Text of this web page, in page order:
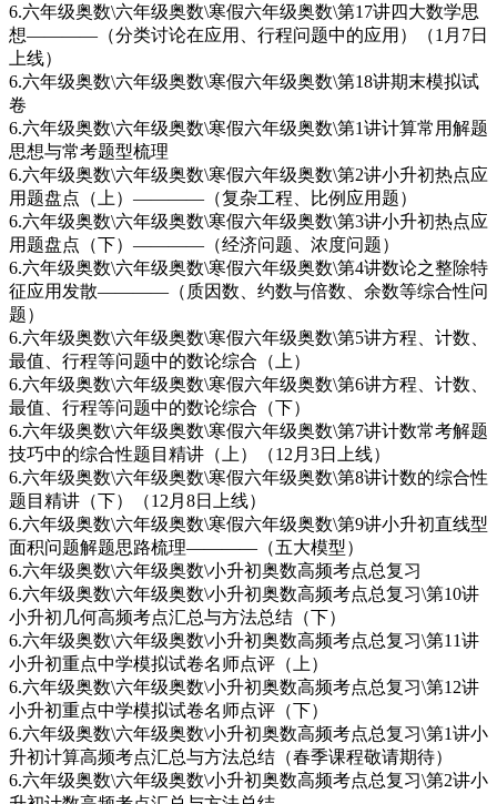
6.六年级奥数\六年级奥数\寒假六年级奥数\第17讲四大数学思
想————（分类讨论在应用、行程问题中的应用）（1月7日
上线）
6.六年级奥数\六年级奥数\寒假六年级奥数\第18讲期末模拟试
卷
6.六年级奥数\六年级奥数\寒假六年级奥数\第1讲计算常用解题
思想与常考题型梳理
6.六年级奥数\六年级奥数\寒假六年级奥数\第2讲小升初热点应
用题盘点（上）————（复杂工程、比例应用题）
6.六年级奥数\六年级奥数\寒假六年级奥数\第3讲小升初热点应
用题盘点（下）————（经济问题、浓度问题）
6.六年级奥数\六年级奥数\寒假六年级奥数\第4讲数论之整除特
征应用发散————（质因数、约数与倍数、余数等综合性问
题）
6.六年级奥数\六年级奥数\寒假六年级奥数\第5讲方程、计数、
最值、行程等问题中的数论综合（上）
6.六年级奥数\六年级奥数\寒假六年级奥数\第6讲方程、计数、
最值、行程等问题中的数论综合（下）
6.六年级奥数\六年级奥数\寒假六年级奥数\第7讲计数常考解题
技巧中的综合性题目精讲（上）（12月3日上线）
6.六年级奥数\六年级奥数\寒假六年级奥数\第8讲计数的综合性
题目精讲（下）（12月8日上线）
6.六年级奥数\六年级奥数\寒假六年级奥数\第9讲小升初直线型
面积问题解题思路梳理————（五大模型）
6.六年级奥数\六年级奥数\小升初奥数高频考点总复习
6.六年级奥数\六年级奥数\小升初奥数高频考点总复习\第10讲
小升初几何高频考点汇总与方法总结（下）
6.六年级奥数\六年级奥数\小升初奥数高频考点总复习\第11讲
小升初重点中学模拟试卷名师点评（上）
6.六年级奥数\六年级奥数\小升初奥数高频考点总复习\第12讲
小升初重点中学模拟试卷名师点评（下）
6.六年级奥数\六年级奥数\小升初奥数高频考点总复习\第1讲小
升初计算高频考点汇总与方法总结（春季课程敬请期待）
6.六年级奥数\六年级奥数\小升初奥数高频考点总复习\第2讲小